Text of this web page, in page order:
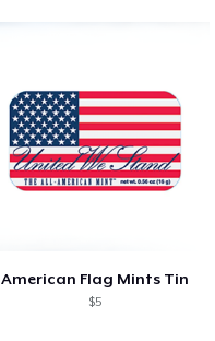
American Flag Mints Tin
$5